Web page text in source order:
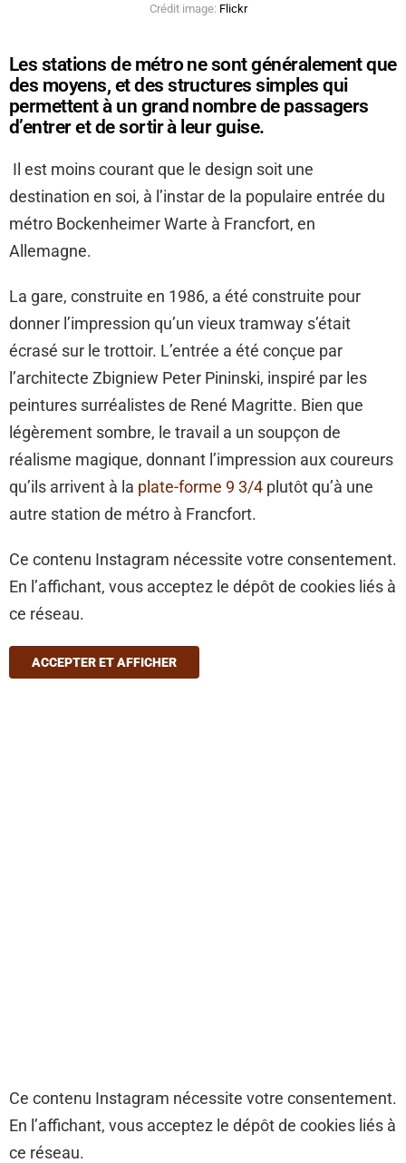
Crédit image: Flickr
Les stations de métro ne sont généralement que
des moyens, et des structures simples qui
permettent à un grand nombre de passagers
d’entrer et de sortir à leur guise.
Il est moins courant que le design soit une
destination en soi, à l’instar de la populaire entrée du
métro Bockenheimer Warte à Francfort, en
Allemagne.
La gare, construite en 1986, a été construite pour
donner l’impression qu’un vieux tramway s’était
écrasé sur le trottoir. L’entrée a été conçue par
l’architecte Zbigniew Peter Pininski, inspiré par les
peintures surréalistes de René Magritte. Bien que
légèrement sombre, le travail a un soupçon de
réalisme magique, donnant l’impression aux coureurs
qu’ils arrivent à la plate-forme 9 3/4 plutôt qu’à une
autre station de métro à Francfort.
Ce contenu Instagram nécessite votre consentement.
En l’affichant, vous acceptez le dépôt de cookies liés à
ce réseau.
ACCEPTER ET AFFICHER
Ce contenu Instagram nécessite votre consentement.
En l’affichant, vous acceptez le dépôt de cookies liés à
ce réseau.